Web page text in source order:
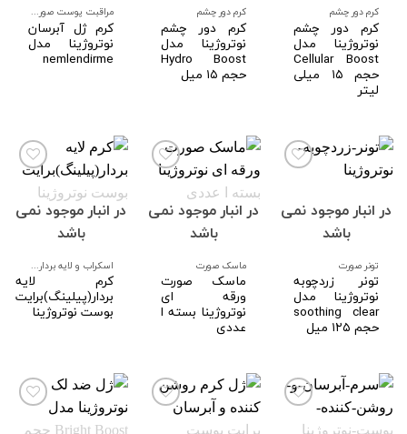
کرم دور چشم
کرم دور چشم
نوتروژینا مدل
Cellular Boost
حجم ۱۵ میلی
لیتر
کرم دور چشم
کرم دور چشم
نوتروژینا مدل
Hydro Boost
حجم ۱۵ میل
هامراقبت پوست صورت و بدن
کرم ژل آبرسان
نوتروژینا مدل
nemlendirme
افزودن
در انبار موجود نمی
باشد
تونر صورت
تونر زردچوبه
نوتروژینا مدل
soothing clear
حجم ۱۲۵ میل
افزودن
در انبار موجود نمی
باشد
ماسک صورت
ماسک صورت
ورقه ای
نوتروژینا بسته ا
عددی
افزودن
ها
در انبار موجود نمی
باشد
اسکراب و لایه بردار صورت
کرم لایه
بردار(پیلینگ)برایت
بوست نوتروژینا